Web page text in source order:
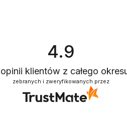
4.9
opinii klientów z całego
zebranych i zweryfikowanych przez